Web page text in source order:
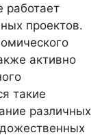
работает
проектов.
активно
такие
различных